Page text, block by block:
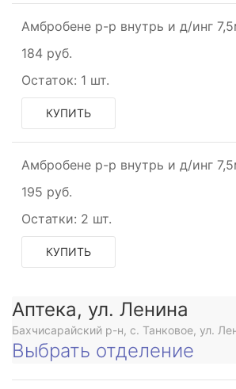
Амбробене р-р внутрь и д/инг
184 руб.
Остаток: 1 шт.
КУПИТЬ
Амбробене р-р внутрь и д/инг
195 руб.
Остатки: 2 шт.
КУПИТЬ
Аптека, ул. Ленина
Бахчисарайский р-н, с. Танковое, ул.
Выбрать отделение